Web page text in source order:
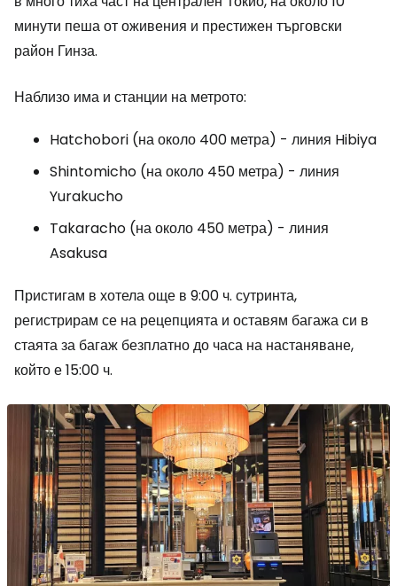
минути пеша от оживения и престижен търговски
район Гинза.
Наблизо има и станции на метрото:
Hatchobori (на около 400 метра) - линия Hibiya
Shintomicho (на около 450 метра) - линия
Yurakucho
Takaracho (на около 450 метра) - линия
Asakusa
Пристигам в хотела още в 9:00 ч. сутринта,
регистрирам се на рецепцията и оставям багажа си в
стаята за багаж безплатно до часа на настаняване,
който е 15:00 ч.